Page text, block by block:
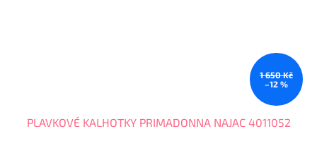
1 650 Kč
–12 %
PLAVKOVÉ KALHOTKY PRIMADONNA NAJAC 4011052